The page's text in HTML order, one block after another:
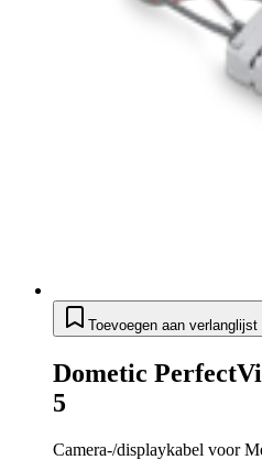
Toevoegen aan verlanglijst
Dometic
5
Camera-/displaykabel voor